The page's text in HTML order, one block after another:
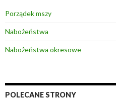
Porządek mszy
Nabożeństwa
Nabożeństwa okresowe
POLECANE STRONY